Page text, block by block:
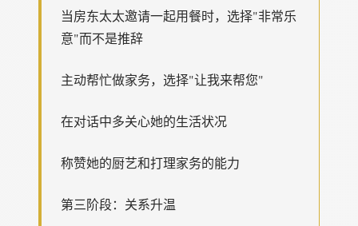
当房东太太邀请一起用餐时，选择"非常乐
意"而不是推辞
主动帮忙做家务，选择"让我来帮您"
在对话中多关心她的生活状况
称赞她的厨艺和打理家务的能力
第三阶段：关系升温